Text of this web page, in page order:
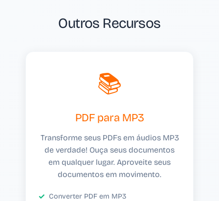
Outros Recursos
📚
PDF para MP3
Transforme seus PDFs em áudios MP3
de verdade! Ouça seus documentos
em qualquer lugar. Aproveite seus
documentos em movimento.
Converter PDF em MP3